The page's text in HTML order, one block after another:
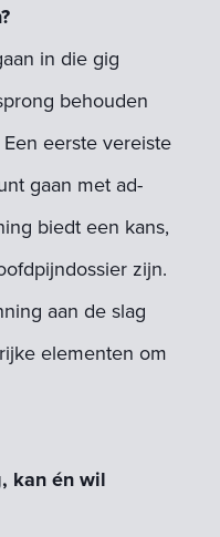
in die gig
behouden
eerste vereiste
gaan met ad-
biedt een kans,
zijn.
aan de slag
elementen om
kan én wil